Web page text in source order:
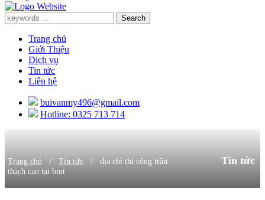
Trang chủ
Giới Thiệu
Dịch vụ
Tin tức
Liên hệ
buivanmy496@gmail.com
Hotline: 0325 713 714
Trang chủ / Tin tức / địa chỉ thi công trần
thạch cao tại bmt
Tin tức